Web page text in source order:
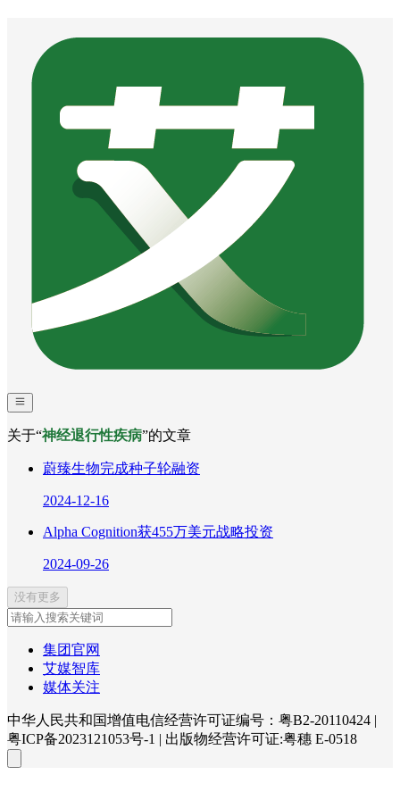
关于“神经退行性疾病”的文章
蔚臻生物完成种子轮融资
2024-12-16
Alpha Cognition获455万美元战略投资
2024-09-26
没有更多
集团官网
艾媒智库
媒体关注
中华人民共和国增值电信经营许可证编号：粤B2-20110424 |
粤ICP备2023121053号-1 | 出版物经营许可证:粤穗 E-0518